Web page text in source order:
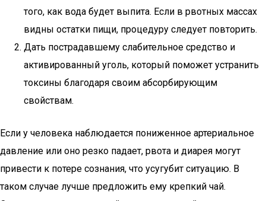
того, как вода будет выпита. Если в рвотных массах
видны остатки пищи, процедуру следует повторить.
Дать пострадавшему слабительное средство и
активированный уголь, который поможет устранить
токсины благодаря своим абсорбирующим
свойствам.
Если у человека наблюдается пониженное артериальное
давление или оно резко падает, рвота и диарея могут
привести к потере сознания, что усугубит ситуацию. В
таком случае лучше предложить ему крепкий чай.